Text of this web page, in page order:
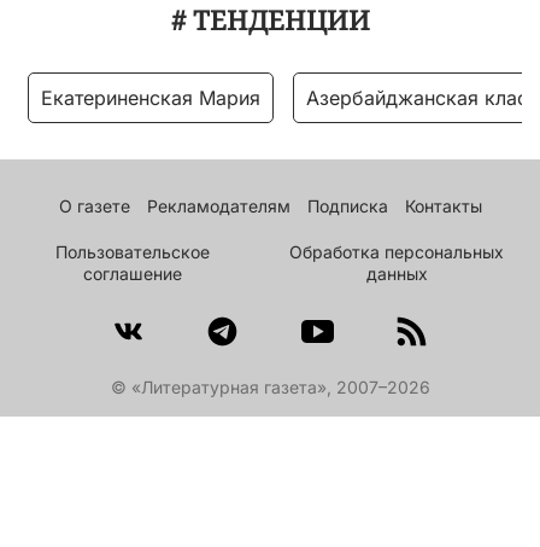
# ТЕНДЕНЦИИ
Екатериненская Мария Азербайджанская
О газете Рекламодателям Подписка Контакты
Пользовательское
соглашение
Обработка персональных
данных
© «Литературная газета», 2007–2026